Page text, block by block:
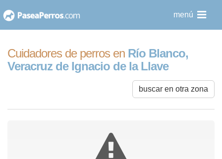
al
menú
Cuidadores de perros en Río Blanco,
Veracruz de Ignacio de la Llave
buscar en otra zona